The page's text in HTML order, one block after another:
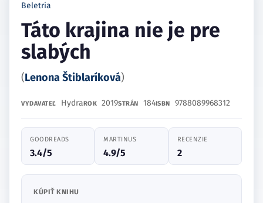
Beletria
Táto krajina nie je pre
slabých
(Lenona Štiblaríková)
VYDAVATEĽ HydraROK 2019STRÁN 184ISBN 9788089968312
GOODREADS
3.4/5
MARTINUS
4.9/5
RECENZIE
2
KÚPIŤ KNIHU